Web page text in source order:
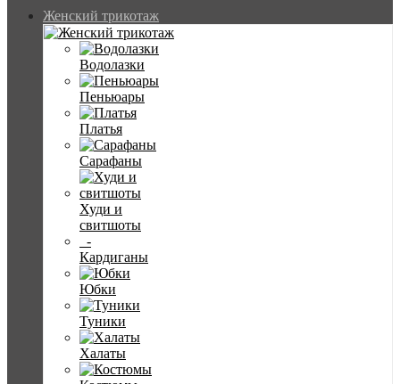
Женский трикотаж
Водолазки
Пеньюары
Платья
Сарафаны
Худи и
свитшоты
-
Кардиганы
Юбки
Туники
Халаты